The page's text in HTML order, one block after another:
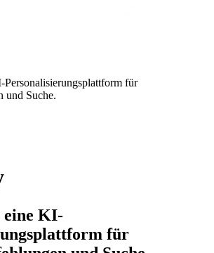
für
und Suche.
eine KI-
für